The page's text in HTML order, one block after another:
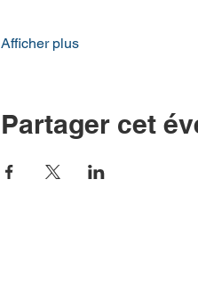
Afficher plus
Partager cet